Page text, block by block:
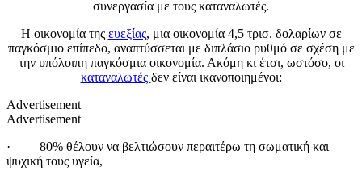
συνεργασία με τους καταναλωτές.
Η οικονομία της ευεξίας, μια οικονομία 4,5 τρισ. δολαρίων σε
παγκόσμιο επίπεδο, αναπτύσσεται με διπλάσιο ρυθμό σε σχέση με
την υπόλοιπη παγκόσμια οικονομία. Ακόμη κι έτσι, ωστόσο, οι
καταναλωτές δεν είναι ικανοποιημένοι:
Advertisement
Advertisement
· 80% θέλουν να βελτιώσουν περαιτέρω τη σωματική και
ψυχική τους υγεία,